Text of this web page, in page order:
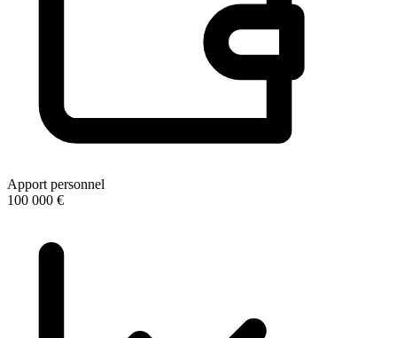
Apport personnel
100 000 €